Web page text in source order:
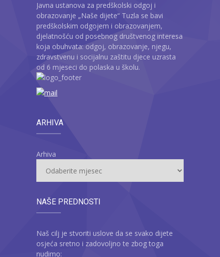
Javna ustanova za predškolski odgoj i
obrazovanje „Naše dijete“ Tuzla se bavi
predškolskim odgojem i obrazovanjem,
djelatnošću od posebnog društvenog interesa
koja obuhvata: odgoj, obrazovanje, njegu,
zdravstvenu i socijalnu zaštitu djece uzrasta
od 6 mjeseci do polaska u školu.
ARHIVA
Arhiva
NAŠE PREDNOSTI
Naš cilj je stvoriti uslove da se svako dijete
osjeća sretno i zadovoljno te zbog toga
nudimo: